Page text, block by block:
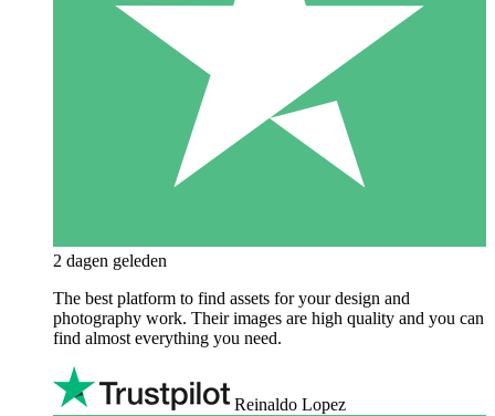
2 dagen geleden
The best platform to find assets for your design and
photography work. Their images are high quality and you can
find almost everything you need.
Reinaldo Lopez